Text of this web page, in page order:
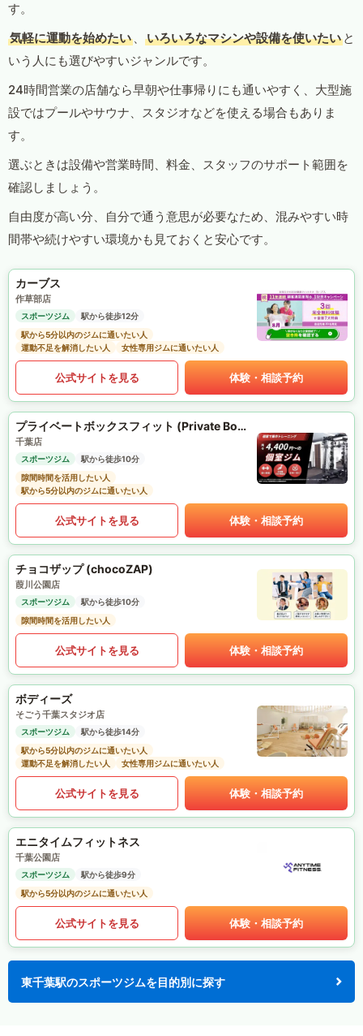
す。
気軽に運動を始めたい 、 いろいろなマシンや設備を使いたい と
いう人にも選びやすいジャンルです。
24時間営業の店舗なら早朝や仕事帰りにも通いやすく、大型施
設ではプールやサウナ、スタジオなどを使える場合もありま
す。
選ぶときは設備や営業時間、料金、スタッフのサポート範囲を
確認しましょう。
自由度が高い分、自分で通う意思が必要なため、混みやすい時
間帯や続けやすい環境かも見ておくと安心です。
カーブス
作草部店
スポーツジム
駅から徒歩12分
駅から5分以内のジムに通いたい人
運動不足を解消したい人
女性専用ジムに通いたい人
公式サイトを見る 体験・相談予約
プライベートボックスフィット (Private Box Fit)
千葉店
スポーツジム
駅から徒歩10分
隙間時間を活用したい人
駅から5分以内のジムに通いたい人
公式サイトを見る 体験・相談予約
チョコザップ (chocoZAP)
葭川公園店
スポーツジム
駅から徒歩10分
隙間時間を活用したい人
公式サイトを見る 体験・相談予約
ボディーズ
そごう千葉スタジオ店
スポーツジム
駅から徒歩14分
駅から5分以内のジムに通いたい人
運動不足を解消したい人
女性専用ジムに通いたい人
公式サイトを見る 体験・相談予約
エニタイムフィットネス
千葉公園店
スポーツジム
駅から徒歩9分
駅から5分以内のジムに通いたい人
公式サイトを見る 体験・相談予約
東千葉駅のスポーツジムを目的別に探す